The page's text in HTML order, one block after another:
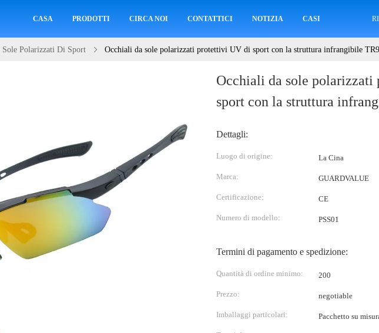
CASA PRODOTTI CIRCA NOI CONTATTICI NOTIZIA CASI
Sole Polarizzati Di Sport Occhiali da sole polarizzati protettivi UV di sport con la struttura infrangibile
Occhiali da sole
sport con la struttura
Dettagli:
Luogo di origine: La Cina
Marca: GUARDVALUE
Certificazione: CE
Numero di modello: PSS01
Termini di pagamento e spedizione:
Quantità di ordine minimo: 200
Prezzo: negotiable
Imballaggi particolari: Pacchetto su